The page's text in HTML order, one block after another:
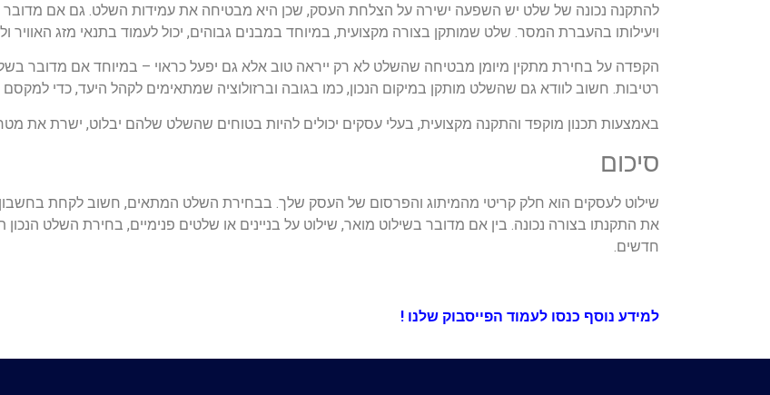
להתקנה נכונה של שלט יש השפעה ישירה על הצלחת העסק, שכן היא מבטיחה את עמידות השלט. גם אם מדובר
ויעילותו בהעברת המסר. שלט שמותקן בצורה מקצועית, במיוחד במבנים גבוהים, יכול לעמוד בתנאי מזג האוויר
הקפדה על בחירת מתקין מיומן מבטיחה שהשלט לא רק ייראה טוב אלא גם יפעל כראוי – במיוחד אם מדובר בשלט
רטיבות. חשוב לוודא גם שהשלט מותקן במיקום הנכון, כמו בגובה וברזולוציה שמתאימים לקהל היעד, כדי
באמצעות תכנון מוקפד והתקנה מקצועית, בעלי עסקים יכולים להיות בטוחים שהשלט שלהם יבלוט, ישרת את
סיכום
שילוט לעסקים הוא חלק קריטי מהמיתוג והפרסום של העסק שלך. בבחירת השלט המתאים, חשוב לקחת בחשבון
את התקנתו בצורה נכונה. בין אם מדובר בשילוט מואר, שילוט על בניינים או שלטים פנימיים, בחירת השלט
חדשים.
למידע נוסף כנסו לעמוד הפייסבוק שלנו !